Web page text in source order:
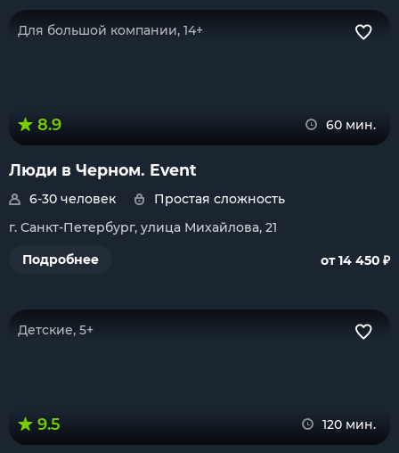
Для большой компании, 14+
8.9 60 мин.
Люди в Черном. Event
6-30 человек
Простая сложность
г. Санкт-Петербург, улица Михайлова, 21
Подробнее
от 14 450 ₽
Детские, 5+
9.5 120 мин.